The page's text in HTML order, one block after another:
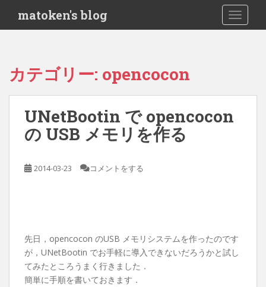
i
matoken's blog
カテゴリー: opencocon
UNetBootin で opencocon
の USB メモリを作る
2014-03-23 コメントをする
先日，opencocon のUSB メモリシステムを作ったのです
が，UNetBootin でお手軽に導入できないだろうかと試し
てみたところうまく行きました．
簡単に手順を書いておきます．